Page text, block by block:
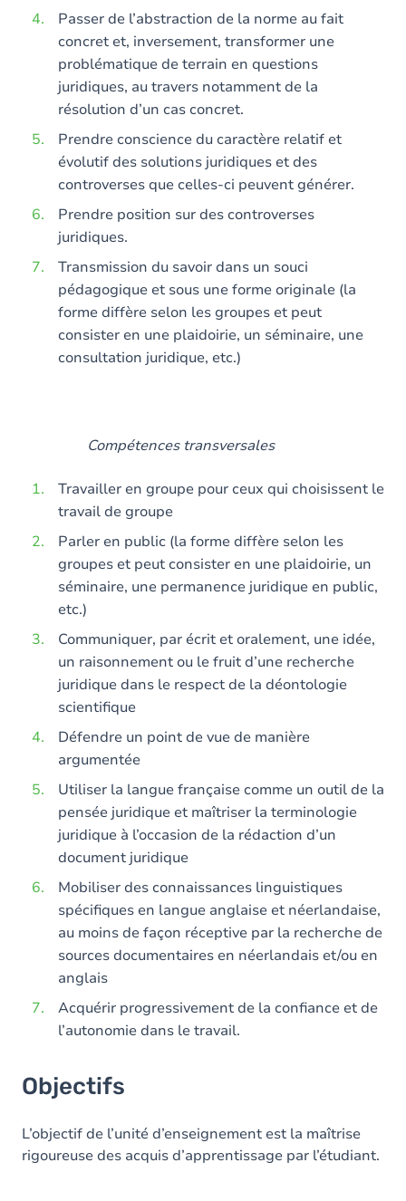
Passer de l’abstraction de la norme au fait
concret et, inversement, transformer une
problématique de terrain en questions
juridiques, au travers notamment de la
résolution d’un cas concret.
Prendre conscience du caractère relatif et
évolutif des solutions juridiques et des
controverses que celles-ci peuvent générer.
Prendre position sur des controverses
juridiques.
Transmission du savoir dans un souci
pédagogique et sous une forme originale (la
forme diffère selon les groupes et peut
consister en une plaidoirie, un séminaire, une
consultation juridique, etc.)
Compétences transversales
Travailler en groupe pour ceux qui choisissent le
travail de groupe
Parler en public (la forme diffère selon les
groupes et peut consister en une plaidoirie, un
séminaire, une permanence juridique en public,
etc.)
Communiquer, par écrit et oralement, une idée,
un raisonnement ou le fruit d’une recherche
juridique dans le respect de la déontologie
scientifique
Défendre un point de vue de manière
argumentée
Utiliser la langue française comme un outil de la
pensée juridique et maîtriser la terminologie
juridique à l’occasion de la rédaction d’un
document juridique
Mobiliser des connaissances linguistiques
spécifiques en langue anglaise et néerlandaise,
au moins de façon réceptive par la recherche de
sources documentaires en néerlandais et/ou en
anglais
Acquérir progressivement de la confiance et de
l’autonomie dans le travail.
Objectifs
L’objectif de l’unité d’enseignement est la maîtrise
rigoureuse des acquis d’apprentissage par l’étudiant.